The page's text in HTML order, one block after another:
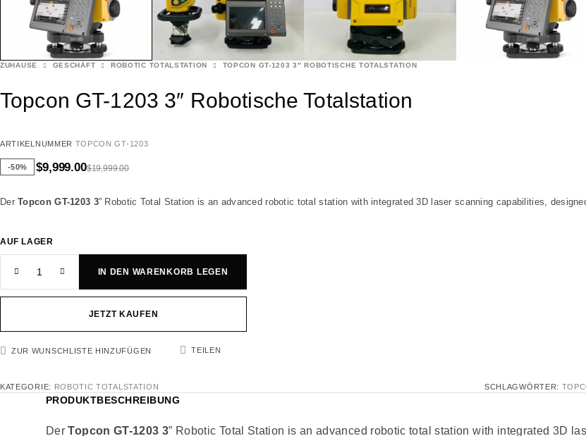
ZUHAUSE GESCHÄFT ROBOTIC TOTALSTATION TOPCON GT-1203 3″ ROBOTISCHE TOTALSTATION
Topcon GT-1203 3″ Robotische Totalstation
ARTIKELNUMMER TOPCON GT-1203
-50% $19,999.00
$9,999.00
DerTopcon GT-1203 3” Robotic Total Station is an advanced robotic total station with integrated 3D laser scanning capabilities,
AUF LAGER
IN DEN WARENKORB LEGEN
JETZT KAUFEN
ZUR WUNSCHLISTE HINZUFÜGEN TEILEN
KATEGORIE: ROBOTIC TOTALSTATION SCHLAGWÖRTER:
PRODUKTBESCHREIBUNG
DerTopcon GT-1203 3” Robotic Total Station is an advanced robotic total station with integrated 3D